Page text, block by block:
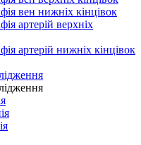
вен нижніх кінцівок
артерій верхніх
артерій нижніх кінцівок